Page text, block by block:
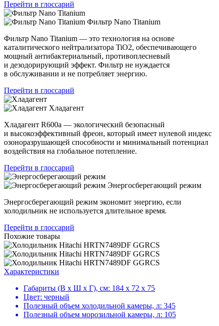
Перейти в глоссарий
Фильтр Nano Titanium
Фильтр Nano Titanium — это технология на основе
каталитического нейтрализатора TiO2, обеспечивающего
мощный антибактериальный, противоплесневый
и дезодорирующий эффект. Фильтр не нуждается
в обслуживании и не потребляет энергию.
Перейти в глоссарий
Хладагент
Хладагент R600a — экологический безопасный
и высокоэффективный фреон, который имеет нулевой индекс
озоноразрушающей способности и минимальный потенциал
воздействия на глобальное потепление.
Перейти в глоссарий
Энергосберегающий режим
Энергосберегающий режим экономит энергию, если
холодильник не используется длительное время.
Перейти в глоссарий
Похожие товары
Характеристики
Габариты (В х Ш х Г), см: 184 х 72 х 75
Цвет: черный
Полезный объем холодильной камеры, л: 345
Полезный объем морозильной камеры, л: 105